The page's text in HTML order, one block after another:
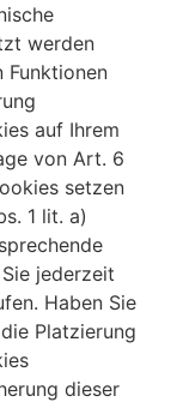
werden
Funktionen
auf Ihrem
von Art. 6
setzen
1 lit. a)
jederzeit
Haben Sie
Platzierung
dieser